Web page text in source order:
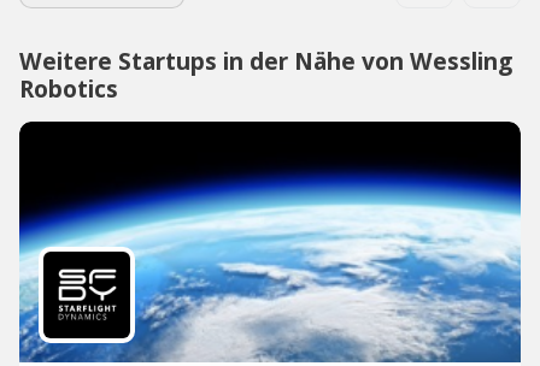
Weitere Startups in der Nähe von Wessling
Robotics